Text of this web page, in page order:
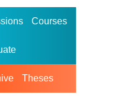
Courses
Theses